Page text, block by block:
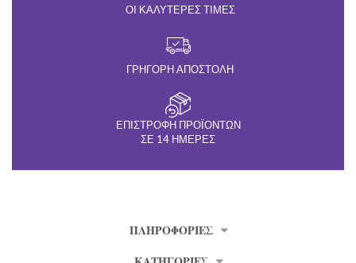
ΟΙ ΚΑΛΎΤΕΡΕΣ ΤΙΜΈΣ
ΓΡΉΓΟΡΗ ΑΠΟΣΤΟΛΉ
ΕΠΙΣΤΡΟΦΉ ΠΡΟΪΌΝΤΩΝ
ΣΕ 14 ΗΜΈΡΕΣ
ΠΛΗΡΟΦΟΡΊΕΣ